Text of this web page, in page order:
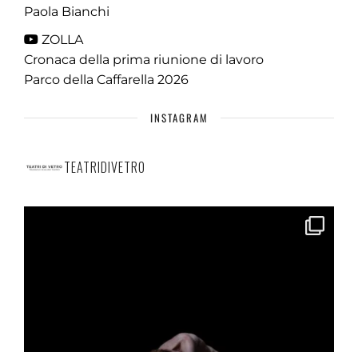
Paola Bianchi
ZOLLA
Cronaca della prima riunione di lavoro
Parco della Caffarella 2026
INSTAGRAM
TEATRIDIVETRO